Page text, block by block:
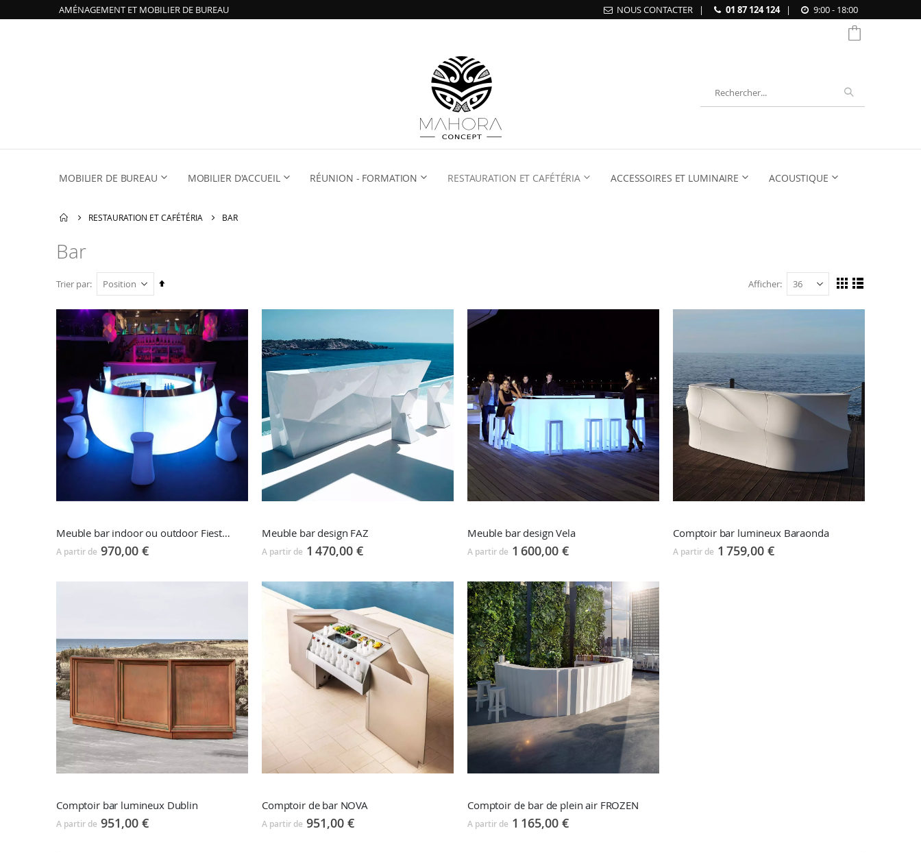
AMÉNAGEMENT ET MOBILIER DE BUREAU NOUS CONTACTER | 01 87 124 124 | 9:00 - 18:00
MOBILIER DE BUREAU MOBILIER D'ACCUEIL RÉUNION - FORMATION RESTAURATION ET CAFÉTÉRIA ACCESSOIRES ET LUMINAIRE ACOUSTIQUE
RESTAURATION ET CAFÉTÉRIA BAR
Bar
Trier par
Par
décroissant
Afficher
Afficher
GrilleListe
Meuble bar indoor ou outdoor Fiestabar
A partir de 970,00 €
Meuble bar design FAZ
A partir de 1 470,00 €
Meuble bar design Vela
A partir de 1 600,00 €
Comptoir bar lumineux Baraonda
A partir de 1 759,00 €
Comptoir bar lumineux Dublin
A partir de 951,00 €
Comptoir de bar NOVA
A partir de 951,00 €
Comptoir de bar de plein air FROZEN
A partir de 1 165,00 €